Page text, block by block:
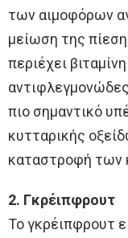
των αιμοφόρων
μείωση της
περιέχει
πιο σημαντικό
κυτταρικής
καταστροφή των
2. Γκρέιπφρουτ
Το γκρέιπφρουτ